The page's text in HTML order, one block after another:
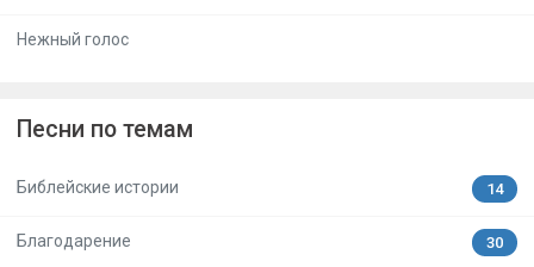
Нежный голос
Песни по темам
Библейские истории 14
Благодарение 30